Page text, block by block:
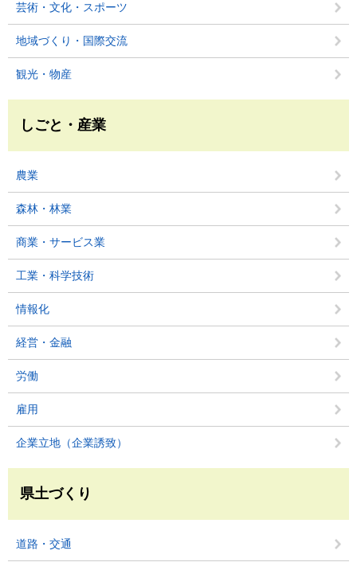
芸術・文化・スポーツ
地域づくり・国際交流
観光・物産
しごと・産業
農業
森林・林業
商業・サービス業
工業・科学技術
情報化
経営・金融
労働
雇用
企業立地（企業誘致）
県土づくり
道路・交通